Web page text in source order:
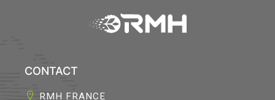
CONTACT
RMH FRANCE